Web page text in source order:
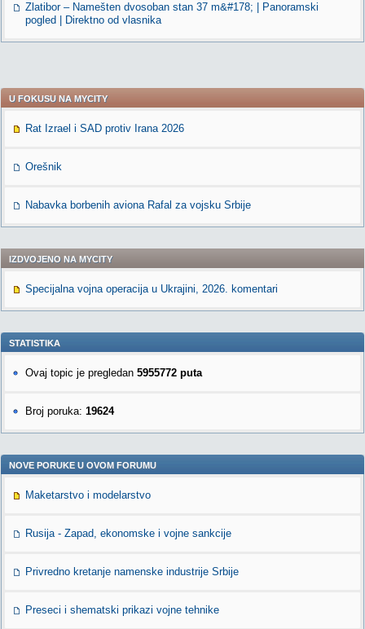
Zlatibor – Namešten dvosoban stan 37 m&#178; | Panoramski
pogled | Direktno od vlasnika
U FOKUSU NA MYCITY
Rat Izrael i SAD protiv Irana 2026
Orešnik
Nabavka borbenih aviona Rafal za vojsku Srbije
IZDVOJENO NA MYCITY
Specijalna vojna operacija u Ukrajini, 2026. komentari
STATISTIKA
Ovaj topic je pregledan 5955772 puta
Broj poruka: 19624
NOVE PORUKE U OVOM FORUMU
Maketarstvo i modelarstvo
Rusija - Zapad, ekonomske i vojne sankcije
Privredno kretanje namenske industrije Srbije
Preseci i shematski prikazi vojne tehnike